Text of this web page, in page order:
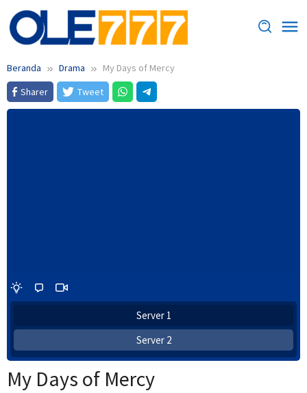
Loncat
ke
konten
Beranda Drama
My Days of Mercy
Sharer
Tweet
Server 1
Server 2
My Days of Mercy